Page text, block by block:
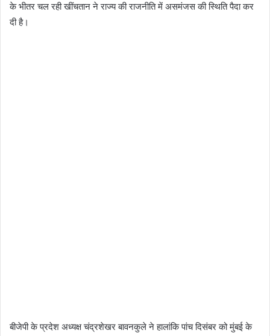
के भीतर चल रही खींचतान ने राज्य की राजनीति में असमंजस की स्थिति पैदा कर
दी है।
बीजेपी के प्रदेश अध्यक्ष चंद्रशेखर बावनकुले ने हालांकि पांच दिसंबर को मुंबई के